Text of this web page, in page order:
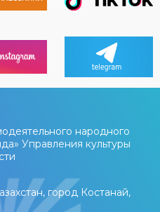
народного
Управления культуры
город Костанай,